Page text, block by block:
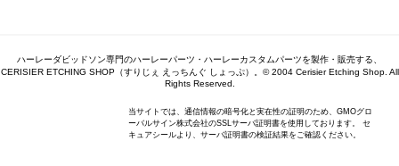
ハーレーダビッドソン専門のハーレーパーツ・ハーレーカスタムパーツを製作・販売する、
CERISIER ETCHING SHOP（すりじぇ えっちんぐ しょっぷ）。© 2004 Cerisier Etching Shop. All
Rights Reserved.
当サイトでは、通信情報の暗号化と実在性の証明のため、GMOグロ
ーバルサイン株式会社のSSLサーバ証明書を使用しております。 セ
キュアシールより、サーバ証明書の検証結果をご確認ください。